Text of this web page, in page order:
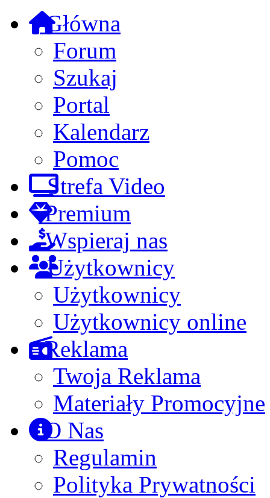
Główna
Forum
Szukaj
Portal
Kalendarz
Pomoc
Strefa Video
Premium
Wspieraj nas
Użytkownicy
Użytkownicy
Użytkownicy online
Reklama
Twoja Reklama
Materiały Promocyjne
O Nas
Regulamin
Polityka Prywatności